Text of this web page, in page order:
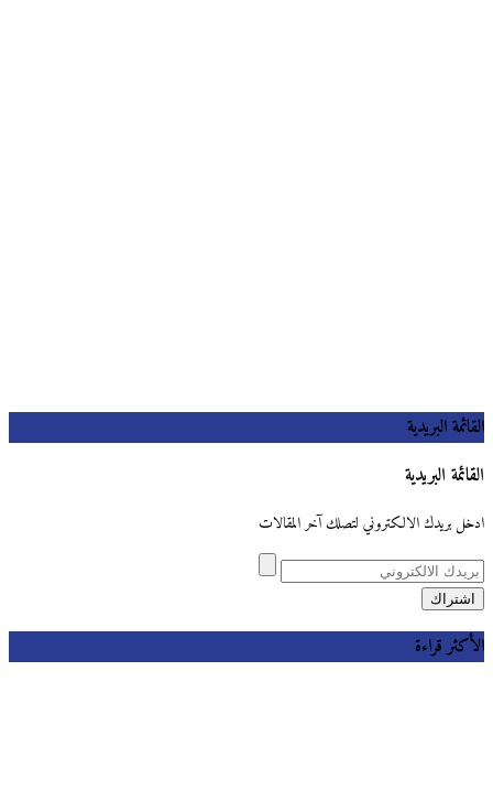
القائمة البريدية
القائمة البريدية
ادخل بريدك الالكتروني لتصلك آخر المقالات
الأكثر قراءة